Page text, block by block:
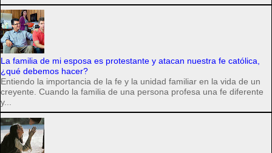
La familia de mi esposa es protestante y atacan nuestra fe católica,
¿qué debemos hacer?
Entiendo la importancia de la fe y la unidad familiar en la vida de un
creyente. Cuando la familia de una persona profesa una fe diferente
y...